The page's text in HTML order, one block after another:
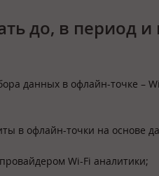
до, в период
данных в офлайн-точке –
в офлайн-точки на основе
Wi-Fi аналитики;